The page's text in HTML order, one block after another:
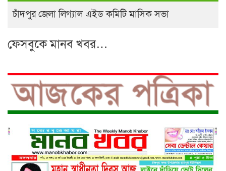
চাঁদপুর জেলা লিগ্যাল এইড কমিটি মাসিক সভা
ফেসবুকে মানব খবর…